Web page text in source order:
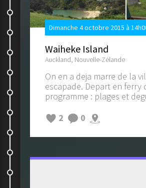
En avant direction Kaikoura
Whale Watch
Dernier jour pour les parents
Retour dans l'ile du nord
Dimanche 4 octobre 2015 à
Waiheke Island
Auckland, Nouvelle-Zélande
On en a deja marre de la
escapade. Depart en ferry
programme : plages et
2
0